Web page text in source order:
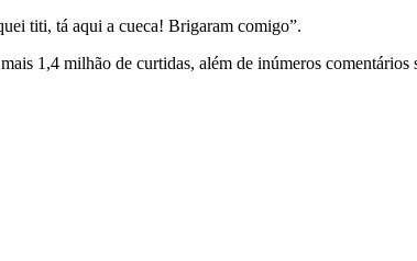
titi, tá aqui a cueca! Brigaram comigo”.
1,4 milhão de curtidas, além de inúmeros comentários